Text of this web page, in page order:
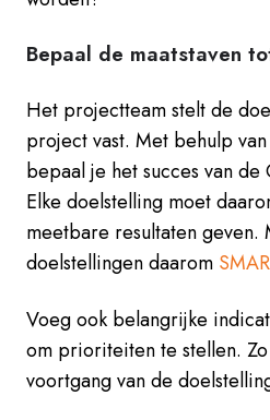
Bepaal de maatstaven
Het projectteam stelt de
project vast. Met behulp
bepaal je het succes van de
Elke doelstelling moet
meetbare resultaten geven.
doelstellingen daarom
Voeg ook belangrijke
om prioriteiten te stellen.
voortgang van de